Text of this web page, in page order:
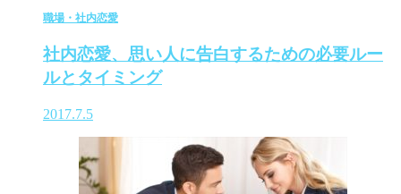
職場・社内恋愛
社内恋愛、思い人に告白するための必要ルー
ルとタイミング
2017.7.5